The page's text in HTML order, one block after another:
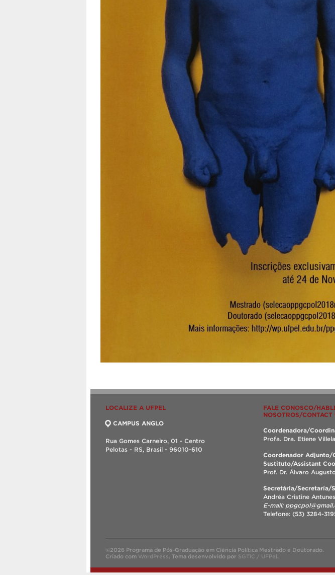
LOCALIZE A UFPEL
CAMPUS ANGLO
Rua Gomes Carneiro, 01 - Centro
Pelotas - RS, Brasil - 96010-610
FALE CONOSCO/
NOSOTROS/CONTACT
Coordenadora/
Profa. Dra. Etiene
Coordenador Adjunto/
Sustituto/Assistant
Prof. Dr. Álvaro
Secretária/Secretaría/
Andréa Cristine
E-mail:
Telefone: (53) 3284-
©2026 Programa de Pós-Graduação em Ciência Política Mestrado e Doutorado.
Criado com WordPress. Tema desenvolvido por SGTIC / UFPel .